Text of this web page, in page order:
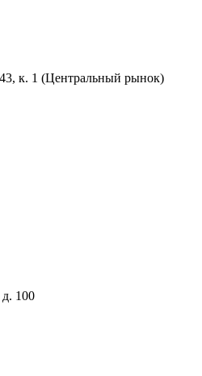
к. 1 (Центральный рынок)
д. 100